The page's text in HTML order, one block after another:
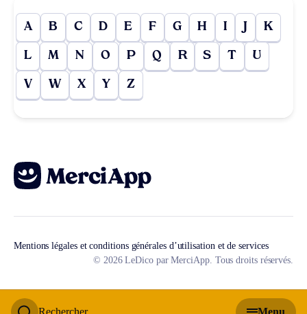
Rechercher Menu
A B C D E F G H I J K
L M N O P Q R S T U
V W X Y Z
Mentions légales et conditions générales d’utilisation et de services
© 2026 LeDico par MerciApp. Tous droits réservés.